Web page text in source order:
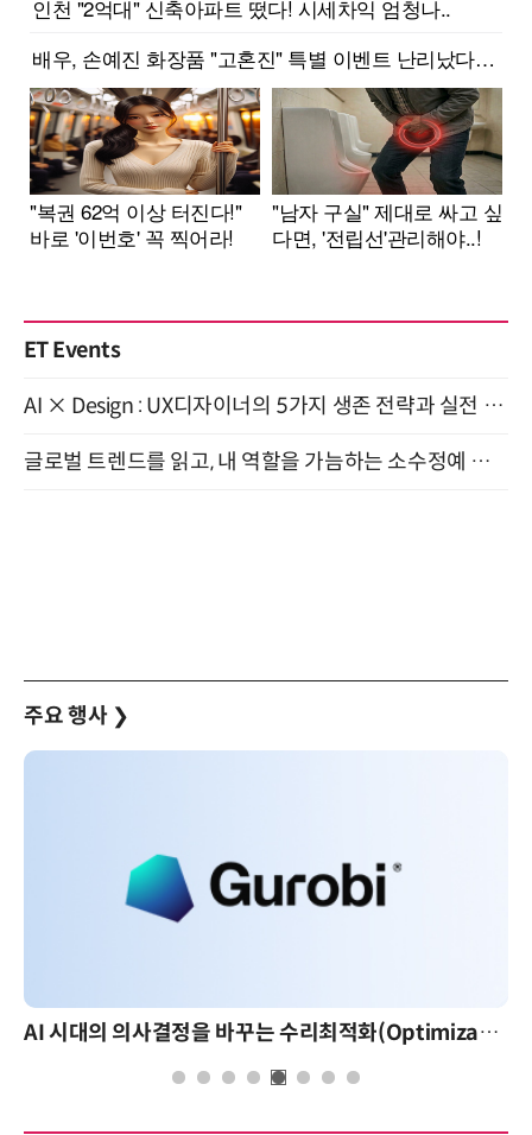
ET Events
AI × Design : UX디자이너의 5가지 생존 전략과 실전 대응 8월 28일 개최
글로벌 트렌드를 읽고, 내 역할을 가늠하는 소수정예 실습 워크숍 (8/28)
주요 행사 ❯
AI 시대의 의사결정을 바꾸는 수리최적화(Optimization): 실제 산업 적용 사례와 활용 전략